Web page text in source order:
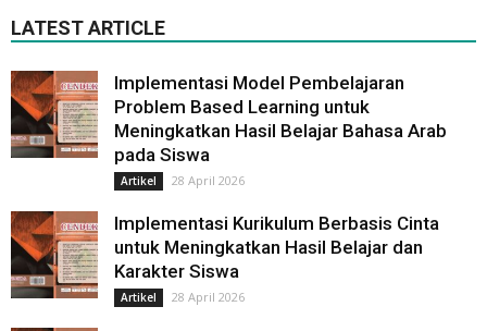
LATEST ARTICLE
Implementasi Model Pembelajaran
Problem Based Learning untuk
Meningkatkan Hasil Belajar Bahasa Arab
pada Siswa
Artikel 28 April 2026
Implementasi Kurikulum Berbasis Cinta
untuk Meningkatkan Hasil Belajar dan
Karakter Siswa
Artikel 28 April 2026